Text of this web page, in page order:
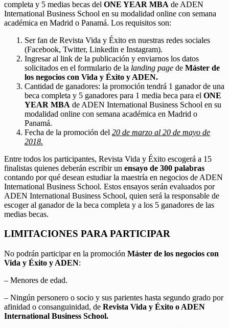
completa y 5 medias becas del ONE YEAR MBA de ADEN
International Business School en su modalidad online con semana
académica en Madrid o Panamá. Los requisitos son:
Ser fan de Revista Vida y Éxito en nuestras redes sociales
(Facebook, Twitter, Linkedin e Instagram).
Ingresar al link de la publicación y enviarnos los datos
solicitados en el formulario de la landing page de Máster de
los negocios con Vida y Éxito y ADEN.
Cantidad de ganadores: la promoción tendrá 1 ganador de una
beca completa y 5 ganadores para 1 media beca para el ONE
YEAR MBA de ADEN International Business School en su
modalidad online con semana académica en Madrid o
Panamá.
Fecha de la promoción del 20 de marzo al 20 de mayo de
2018.
Entre todos los participantes, Revista Vida y Éxito escogerá a 15
finalistas quienes deberán escribir un ensayo de 300 palabras
contando por qué desean estudiar la maestría en negocios de ADEN
International Business School. Estos ensayos serán evaluados por
ADEN International Business School, quien será la responsable de
escoger al ganador de la beca completa y a los 5 ganadores de las
medias becas.
LIMITACIONES PARA PARTICIPAR
No podrán participar en la promoción Máster de los negocios con
Vida y Éxito y ADEN:
– Menores de edad.
– Ningún personero o socio y sus parientes hasta segundo grado por
afinidad o consanguinidad, de Revista Vida y Éxito o ADEN
International Business School.